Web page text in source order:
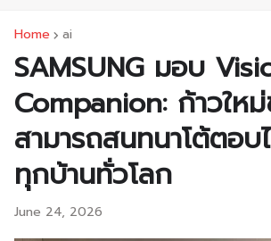
Home ai
SAMSUNG มอบ
Companion: ก้าวให
สามารถสนทนาโต้ตอบ
ทุกบ้านทั่วโลก
June 24, 2026